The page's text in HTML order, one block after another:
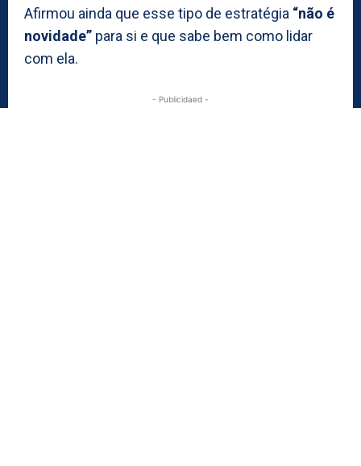
Afirmou ainda que esse tipo de estratégia “não é
novidade” para si e que sabe bem como lidar
com ela.
- Publicidaed -